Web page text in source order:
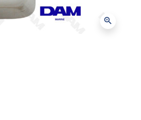
zoom_in